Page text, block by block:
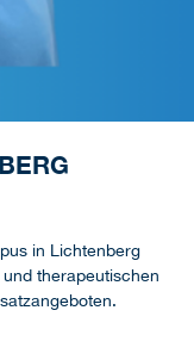
in Lichtenberg
therapeutischen